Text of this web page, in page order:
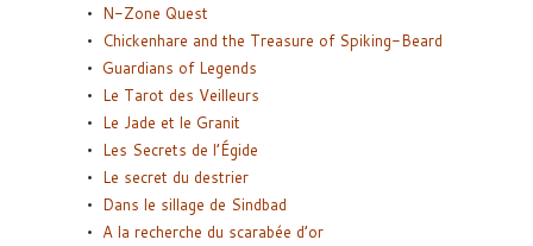
N-Zone Quest
Chickenhare and the Treasure of Spiking-Beard
Guardians of Legends
Le Tarot des Veilleurs
Le Jade et le Granit
Les Secrets de l’Égide
Le secret du destrier
Dans le sillage de Sindbad
A la recherche du scarabée d’or